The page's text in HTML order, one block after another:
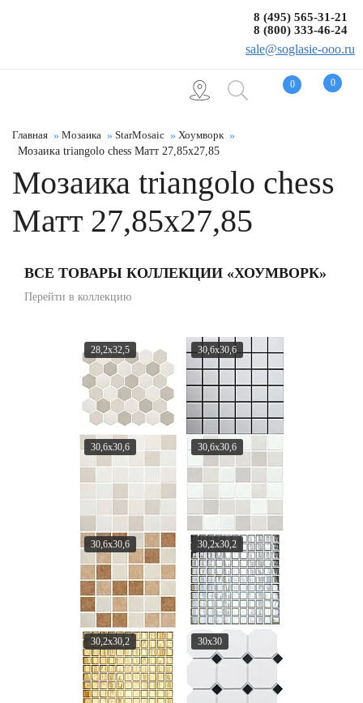
0 0
8 (495) 565-31-21
8 (800) 333-46-24
sale@soglasie-ooo.ru
Главная Мозаика StarMosaic
Хоумворк
Мозаика triangolo chess Матт 27,85x27,85
Мозаика triangolo chess
Матт 27,85x27,85
ВСЕ ТОВАРЫ КОЛЛЕКЦИИ «ХОУМВОРК»
Перейти в коллекцию
28,2x32,5 30,6x30,6
30,6x30,6 30,6x30,6
30,6x30,6 30,2x30,2
30,2x30,2 30x30